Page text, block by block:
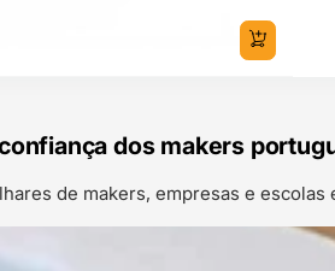
dos makers
de makers, empresas e escolas